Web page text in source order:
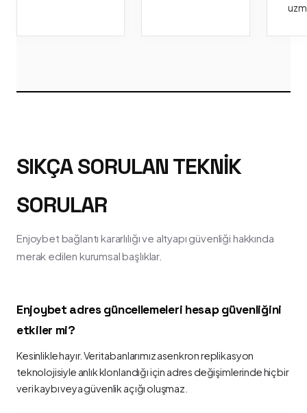
SIKÇA SORULAN TEKNIK
SORULAR
Enjoybet bağlantı kararlılığı ve altyapı güvenliği hakkında
merak edilen kurumsal başlıklar.
Enjoybet adres güncellemeleri hesap güvenliğini
etkiler mi?
Kesinlikle hayır. Veritabanlarımız asenkron replikasyon
teknolojisiyle anlık klonlandığı için adres değişimlerinde hiçbir
veri kaybı veya güvenlik açığı oluşmaz.